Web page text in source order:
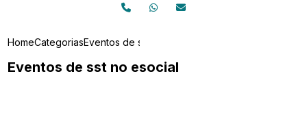
HomeCategoriasEventos de sst no esocial
Eventos de sst no esocial